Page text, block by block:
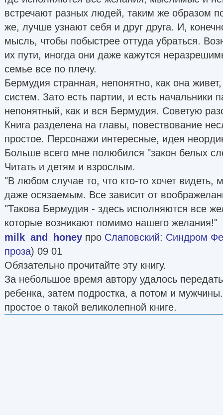
встречают разных людей, таким же образом
же, лучше узнают себя и друг друга. И,
мысль, чтобы побыстрее оттуда убраться.
их пути, иногда они даже кажутся
семье все по плечу.
Бермудия странная, непонятно, как она
систем. Зато есть партии, и есть начальники
непонятный, как и вся Бермудия. Советую
Книга разделена на главы, повествование
простое. Персонажи интересные, идея
Больше всего мне полюбился "закон белых
Читать и детям и взрослым.
"В любом случае то, что кто-то хочет видеть,
даже осязаемым. Все зависит от
"Такова Бермудия - здесь исполняются все
которые возникают помимо нашего желания!"
milk_and_honey про Слаповский: Синдром
проза) 09 01
Обязательно прочитайте эту книгу.
За небольшое время автору удалось
ребенка, затем подростка, а потом и
простое о такой великолепной книге.